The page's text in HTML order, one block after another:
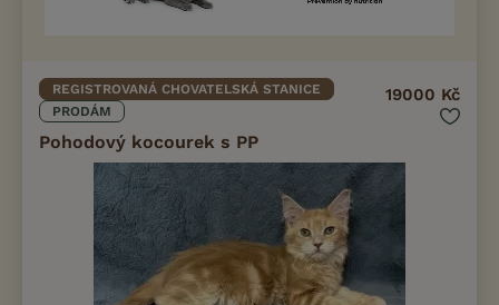
REGISTROVANÁ CHOVATELSKÁ STANICE
PRODÁM
Pohodový kocourek s PP
19000 Kč